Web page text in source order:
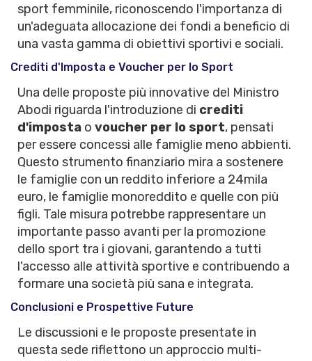
sport femminile, riconoscendo l'importanza di
un'adeguata allocazione dei fondi a beneficio di
una vasta gamma di obiettivi sportivi e sociali.
Crediti d'Imposta e Voucher per lo Sport
Una delle proposte più innovative del Ministro
Abodi riguarda l'introduzione di crediti
d'imposta o voucher per lo sport, pensati
per essere concessi alle famiglie meno abbienti.
Questo strumento finanziario mira a sostenere
le famiglie con un reddito inferiore a 24mila
euro, le famiglie monoreddito e quelle con più
figli. Tale misura potrebbe rappresentare un
importante passo avanti per la promozione
dello sport tra i giovani, garantendo a tutti
l'accesso alle attività sportive e contribuendo a
formare una società più sana e integrata.
Conclusioni e Prospettive Future
Le discussioni e le proposte presentate in
questa sede riflettono un approccio multi-